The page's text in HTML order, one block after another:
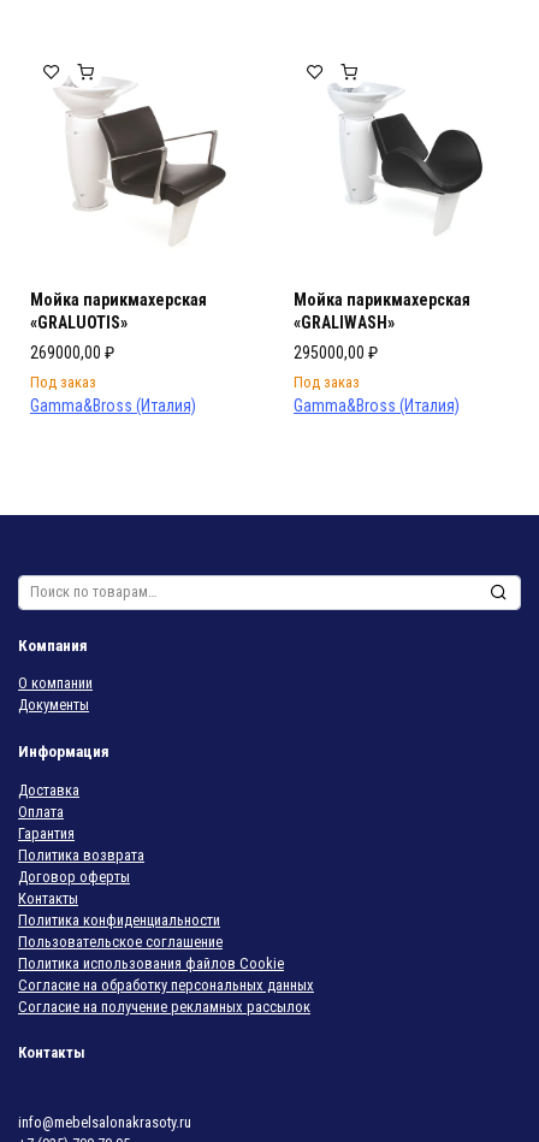
Мойка парикмахерская
«GRALUOTIS»
269000,00 ₽
Под заказ
Gamma&Bross (Италия)
Мойка парикмахерская
«GRALIWASH»
295000,00 ₽
Под заказ
Gamma&Bross (Италия)
Искать:
Компания
О компании
Документы
Информация
Доставка
Оплата
Гарантия
Политика возврата
Договор оферты
Контакты
Политика конфиденциальности
Пользовательское соглашение
Политика использования файлов Cookie
Согласие на обработку персональных данных
Согласие на получение рекламных рассылок
Контакты
info@mebelsalonakrasoty.ru